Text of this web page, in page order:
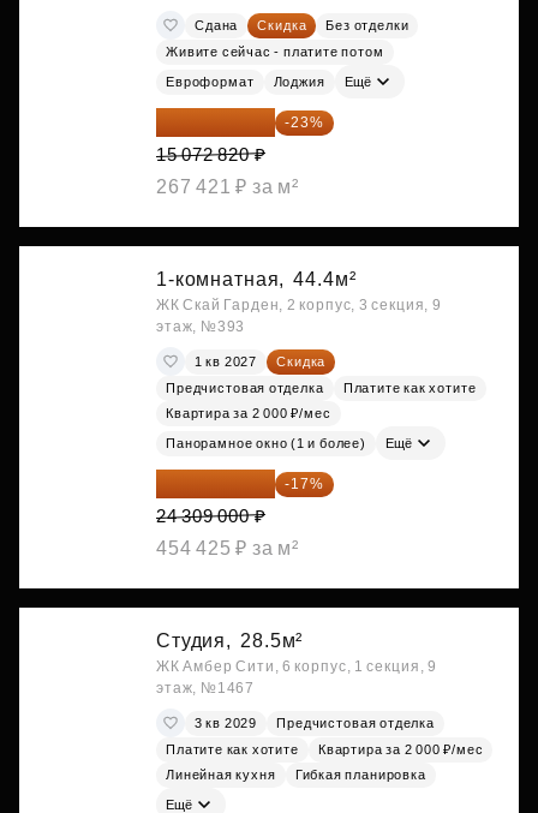
Сдана Скидка
Без отделки
Живите сейчас - платите потом
Евроформат Лоджия Ещё
11 606 071 ₽ -23%
15 072 820 ₽
267 421 ₽ за м²
1-комнатная, 44.4м²
ЖК Скай Гарден, 2 корпус, 3 секция, 9
этаж, №393
1 кв 2027
Скидка
Предчистовая отделка
Платите как хотите
Квартира за 2 000 ₽/мес
Панорамное окно (1 и более) Ещё
20 176 470 ₽ -17%
24 309 000 ₽
454 425 ₽ за м²
Студия, 28.5м²
ЖК Амбер Сити, 6 корпус, 1 секция, 9
этаж, №1467
3 кв 2029
Предчистовая отделка
Платите как хотите
Квартира за 2 000 ₽/мес
Линейная кухня
Гибкая планировка
Ещё